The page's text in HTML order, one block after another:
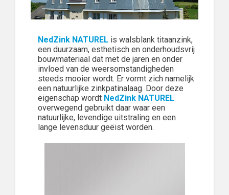
NedZink NATUREL is walsblank titaanzink,
een duurzaam, esthetisch en onderhoudsvrij
bouwmateriaal dat met de jaren en onder
invloed van de weersomstandigheden
steeds mooier wordt. Er vormt zich namelijk
een natuurlijke zinkpatinalaag. Door deze
eigenschap wordt NedZink NATUREL
overwegend gebruikt daar waar een
natuurlijke, levendige uitstraling en een
lange levensduur geëist worden.